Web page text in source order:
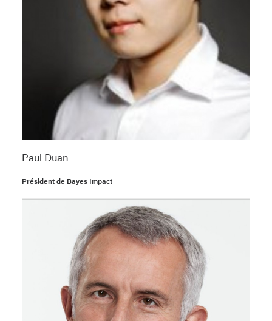
Paul Duan
Président de Bayes Impact